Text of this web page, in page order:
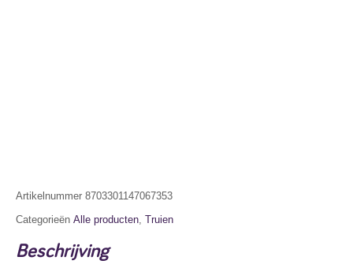
Artikelnummer 8703301147067353
Categorieën Alle producten, Truien
Beschrijving